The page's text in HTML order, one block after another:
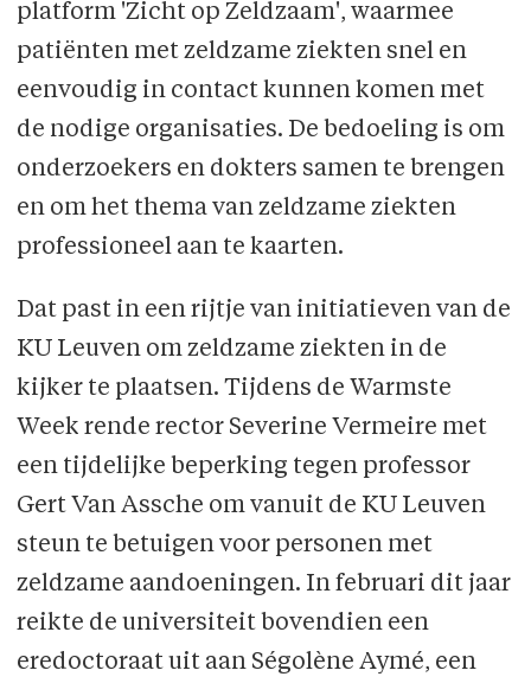
platform 'Zicht op Zeldzaam', waarmee
patiënten met zeldzame ziekten snel en
eenvoudig in contact kunnen komen met
de nodige organisaties. De bedoeling is om
onderzoekers en dokters samen te brengen
en om het thema van zeldzame ziekten
professioneel aan te kaarten.
Dat past in een rijtje van initiatieven van de
KU Leuven om zeldzame ziekten in de
kijker te plaatsen. Tijdens de Warmste
Week rende rector Severine Vermeire met
een tijdelijke beperking tegen professor
Gert Van Assche om vanuit de KU Leuven
steun te betuigen voor personen met
zeldzame aandoeningen. In februari dit jaar
reikte de universiteit bovendien een
eredoctoraat uit aan Ségolène Aymé, een